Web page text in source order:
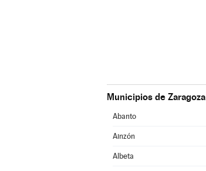
Municipios de Zaragoza
Abanto
Ainzón
Albeta